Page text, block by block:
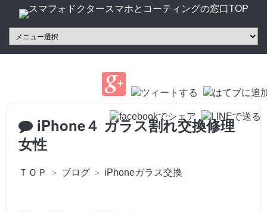
iPhone４ ガラス割れ交換修理
女性
ＴＯＰ ＞ ブログ ＞ iPhoneガラス交換